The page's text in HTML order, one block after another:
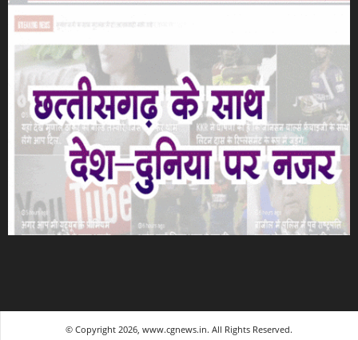
© Copyright 2026, www.cgnews.in. All Rights Reserved.